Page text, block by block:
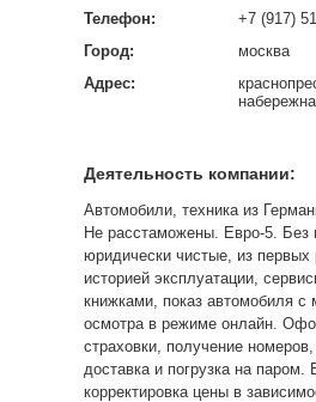
Телефон:
+7 (917)
Город:
москва
Адрес:
Деятельность компании:
Автомобили, техника из
Не расстаможены. Евро-5. Без
юридически чистые, из первых
историей эксплуатации,
книжками, показ автомобиля с
осмотра в режиме онлайн.
страховки, получение номеров,
доставка и погрузка на паром.
корректировка цены в